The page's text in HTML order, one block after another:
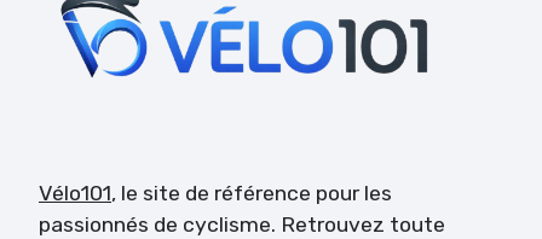
Vélo101, le site de référence pour les
passionnés de cyclisme. Retrouvez toute